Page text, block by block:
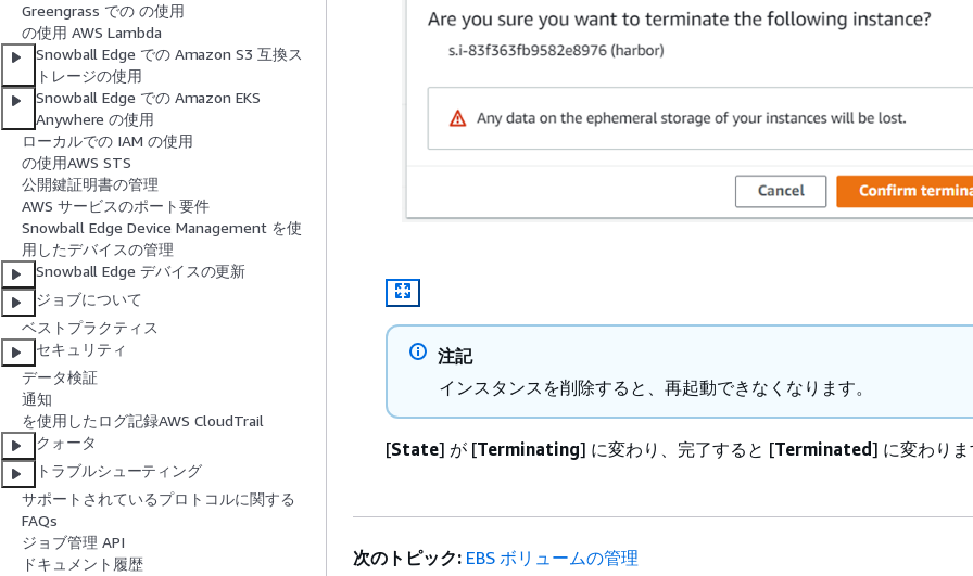
Greengrass での の使用
の使用 AWS Lambda
Snowball Edge での Amazon S3 互換ス
トレージの使用
Snowball Edge での Amazon EKS
Anywhere の使用
ローカルでの IAM の使用
の使用AWS STS
公開鍵証明書の管理
AWS サービスのポート要件
Snowball Edge Device Management を使
用したデバイスの管理
Snowball Edge デバイスの更新
ジョブについて
ベストプラクティス
セキュリティ
データ検証
通知
を使用したログ記録AWS CloudTrail
クォータ
トラブルシューティング
サポートされているプロトコルに関する
FAQs
ジョブ管理 API
ドキュメント履歴
注記
インスタンスを削除すると、再起動できなくなります。
[State] が [Terminating] に変わり、完了すると [Terminated] に変わり
次のトピック: EBS ボリュームの管理